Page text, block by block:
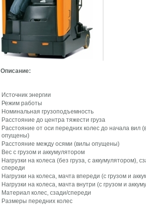
Описание:
Источник энергии
Режим работы
Номинальная грузоподъемность
Расстояние до центра тяжести груза
Расстояние от оси передних колес до начала вил
опущены)
Расстояние между осями (вилы опущены)
Вес с грузом и аккумулятором
Нагрузки на колеса (без груза, с аккумулятором),
спереди
Нагрузки на колеса, мачта впереди (с грузом и
Нагрузки на колеса, мачта внутри (с грузом и
Материал колес, сзади/спереди
Размеры передних колес